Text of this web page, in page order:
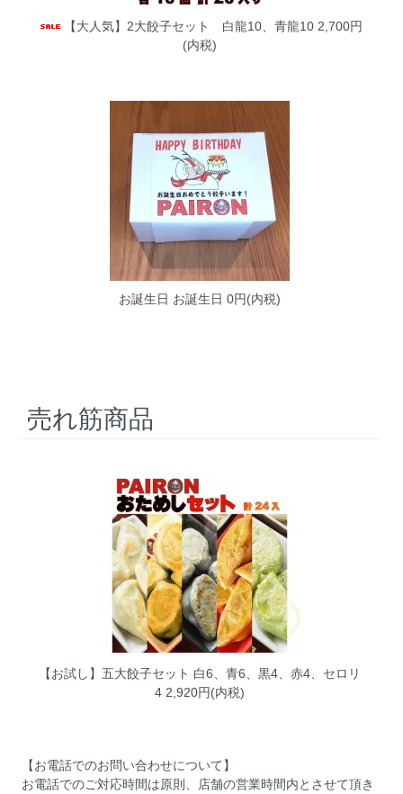
【大人気】2大餃子セット 白龍10、青龍102,700円
(内税)
お誕生日 お誕生日 0円(内税)
売れ筋商品
【お試し】五大餃子セット 白6、青6、黒4、赤4、セロリ
42,920円(内税)
【お電話でのお問い合わせについて】
お電話でのご対応時間は原則、店舗の営業時間内とさせて頂き